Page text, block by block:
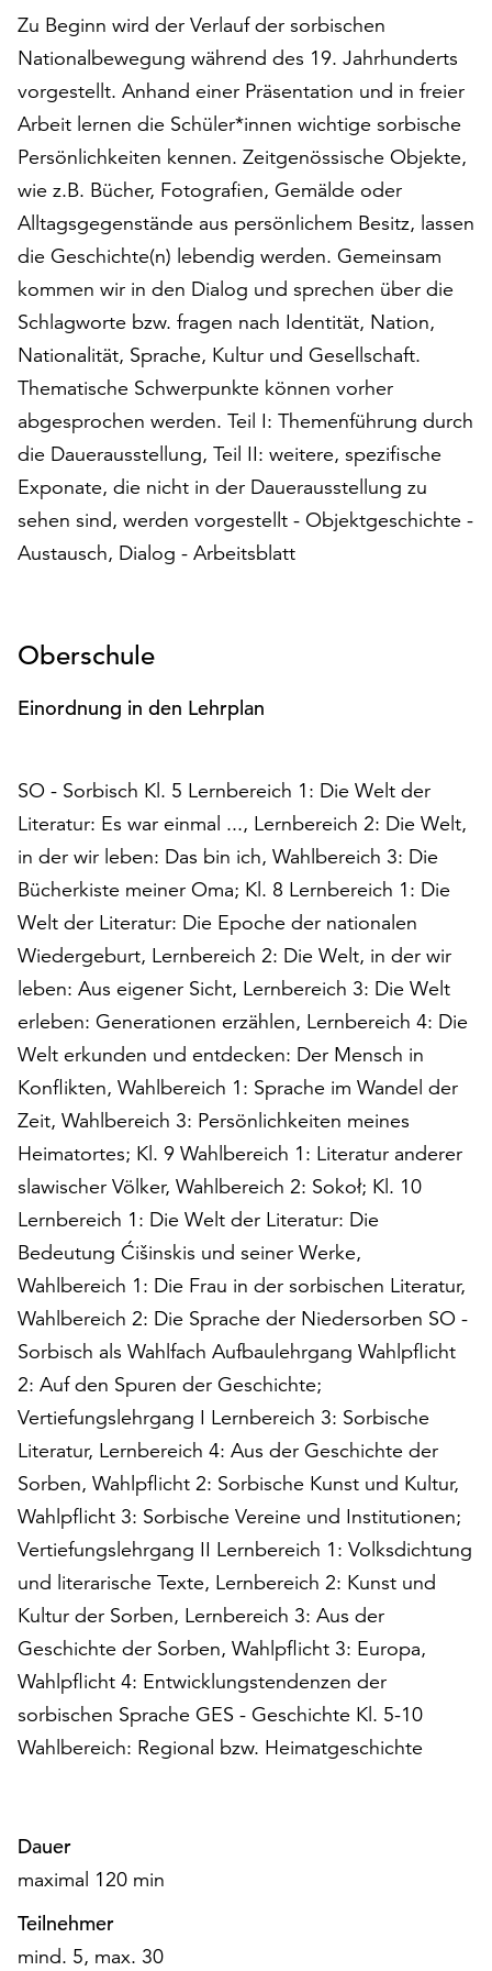
auf
„Alle
akzeptieren“,
um
alle
Cookies
akzeptieren.
Sie
können
Ihr
Einverständnis
jederzeit
ändern
und
widerrufen.
Dafür
steht
Ihnen
am
Ende
der
„Cookie-
zur
Cookies
auch
ohne
Ihr
Einverständnis
weiterhin
ausgeführt.
Möchten
Sie
die
verwendeten
Cookies
anpassen,
erreichen
Sie
Einstellungen
über
die
Schaltfläche
„Auswählen“.
Weitere
Informationen
finden
Sie
in
unserer
Datenschutzerklärung
oder
dem
.
Zu Beginn wird der Verlauf der sorbischen
Nationalbewegung während des 19. Jahrhunderts
vorgestellt. Anhand einer Präsentation und in freier
Arbeit lernen die Schüler*innen wichtige sorbische
Persönlichkeiten kennen. Zeitgenössische Objekte,
wie z.B. Bücher, Fotografien, Gemälde oder
Alltagsgegenstände aus persönlichem Besitz, lassen
die Geschichte(n) lebendig werden. Gemeinsam
kommen wir in den Dialog und sprechen über die
Schlagworte bzw. fragen nach Identität, Nation,
Nationalität, Sprache, Kultur und Gesellschaft.
Thematische Schwerpunkte können vorher
abgesprochen werden. Teil I: Themenführung durch
die Dauerausstellung, Teil II: weitere, spezifische
Exponate, die nicht in der Dauerausstellung zu
sehen sind, werden vorgestellt - Objektgeschichte -
Austausch, Dialog - Arbeitsblatt
Oberschule
Einordnung in den Lehrplan
SO - Sorbisch Kl. 5 Lernbereich 1: Die Welt der
Literatur: Es war einmal ..., Lernbereich 2: Die Welt,
in der wir leben: Das bin ich, Wahlbereich 3: Die
Bücherkiste meiner Oma; Kl. 8 Lernbereich 1: Die
Welt der Literatur: Die Epoche der nationalen
Wiedergeburt, Lernbereich 2: Die Welt, in der wir
leben: Aus eigener Sicht, Lernbereich 3: Die Welt
erleben: Generationen erzählen, Lernbereich 4: Die
Welt erkunden und entdecken: Der Mensch in
Konflikten, Wahlbereich 1: Sprache im Wandel der
Zeit, Wahlbereich 3: Persönlichkeiten meines
Heimatortes; Kl. 9 Wahlbereich 1: Literatur anderer
slawischer Völker, Wahlbereich 2: Sokoł; Kl. 10
Lernbereich 1: Die Welt der Literatur: Die
Bedeutung Ćišinskis und seiner Werke,
Wahlbereich 1: Die Frau in der sorbischen Literatur,
Wahlbereich 2: Die Sprache der Niedersorben SO -
Sorbisch als Wahlfach Aufbaulehrgang Wahlpflicht
2: Auf den Spuren der Geschichte;
Vertiefungslehrgang I Lernbereich 3: Sorbische
Literatur, Lernbereich 4: Aus der Geschichte der
Sorben, Wahlpflicht 2: Sorbische Kunst und Kultur,
Wahlpflicht 3: Sorbische Vereine und Institutionen;
Vertiefungslehrgang II Lernbereich 1: Volksdichtung
und literarische Texte, Lernbereich 2: Kunst und
Kultur der Sorben, Lernbereich 3: Aus der
Geschichte der Sorben, Wahlpflicht 3: Europa,
Wahlpflicht 4: Entwicklungstendenzen der
sorbischen Sprache GES - Geschichte Kl. 5-10
Wahlbereich: Regional bzw. Heimatgeschichte
Dauer
maximal 120 min
Teilnehmer
mind. 5, max. 30